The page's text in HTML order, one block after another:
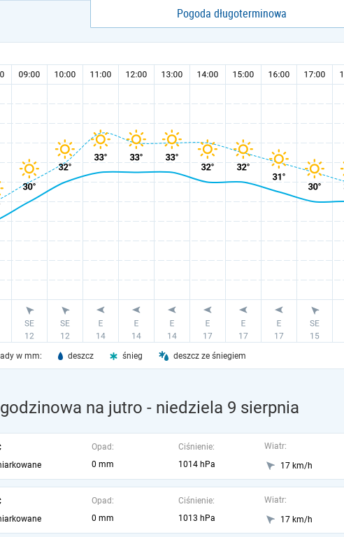
Pogoda długoterminowa
w mm: deszcz śnieg deszcz ze śniegiem
na jutro - niedziela 9 sierpnia
Opad:
0 mm
Ciśnienie:
1014 hPa
Wiatr:
17 km/h
Opad:
0 mm
Ciśnienie:
1013 hPa
Wiatr:
17 km/h